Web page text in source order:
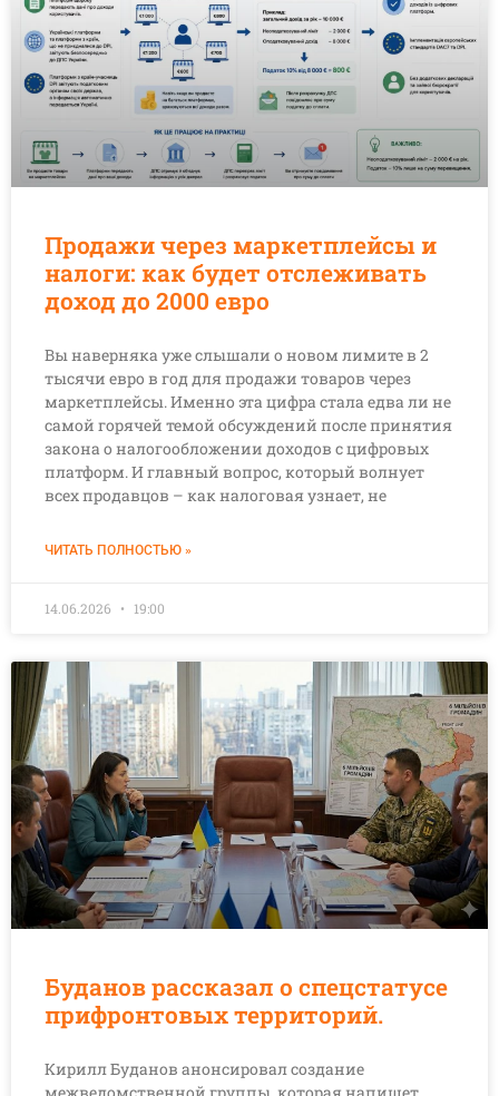
Продажи через маркетплейсы и
налоги: как будет отслеживать
доход до 2000 евро
Вы наверняка уже слышали о новом лимите в 2
тысячи евро в год для продажи товаров через
маркетплейсы. Именно эта цифра стала едва ли не
самой горячей темой обсуждений после принятия
закона о налогообложении доходов с цифровых
платформ. И главный вопрос, который волнует
всех продавцов – как налоговая узнает, не
ЧИТАТЬ ПОЛНОСТЬЮ »
14.06.2026 19:00
Буданов рассказал о спецстатусе
прифронтовых территорий.
Кирилл Буданов анонсировал создание